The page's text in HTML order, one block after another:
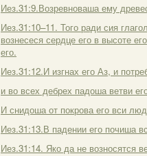
Иез.31:9.Возревноваша ему
Иез.31:10–11. Того ради сия
вознесеся сердце его в высоте
его.
Иез.31:12.И изгнах его Аз, и
и во всех дебрех падоша ветви
И снидоша от покрова его вси
Иез.31:13.В падении его почиша
Иез.31:14. Яко да не возносятся